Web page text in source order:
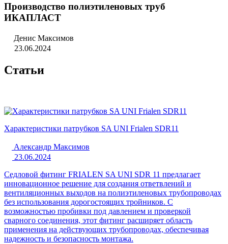
Производство полиэтиленовых труб
ИКАПЛАСТ
Денис Максимов
23.06.2024
Статьи
Характеристики патрубков SA UNI Frialen SDR11
Александр Максимов
23.06.2024
Седловой фитинг FRIALEN SA UNI SDR 11 предлагает
инновационное решение для создания ответвлений и
вентиляционных выходов на полиэтиленовых трубопроводах
без использования дорогостоящих тройников. С
возможностью пробивки под давлением и проверкой
сварного соединения, этот фитинг расширяет область
применения на действующих трубопроводах, обеспечивая
надежность и безопасность монтажа.